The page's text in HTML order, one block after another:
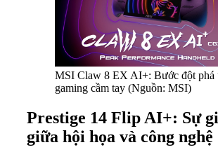
MSI Claw 8 EX AI+: Bước đột phá
gaming cầm tay (Nguồn: MSI)
Prestige 14 Flip AI+: Sự
giữa hội họa và công nghệ